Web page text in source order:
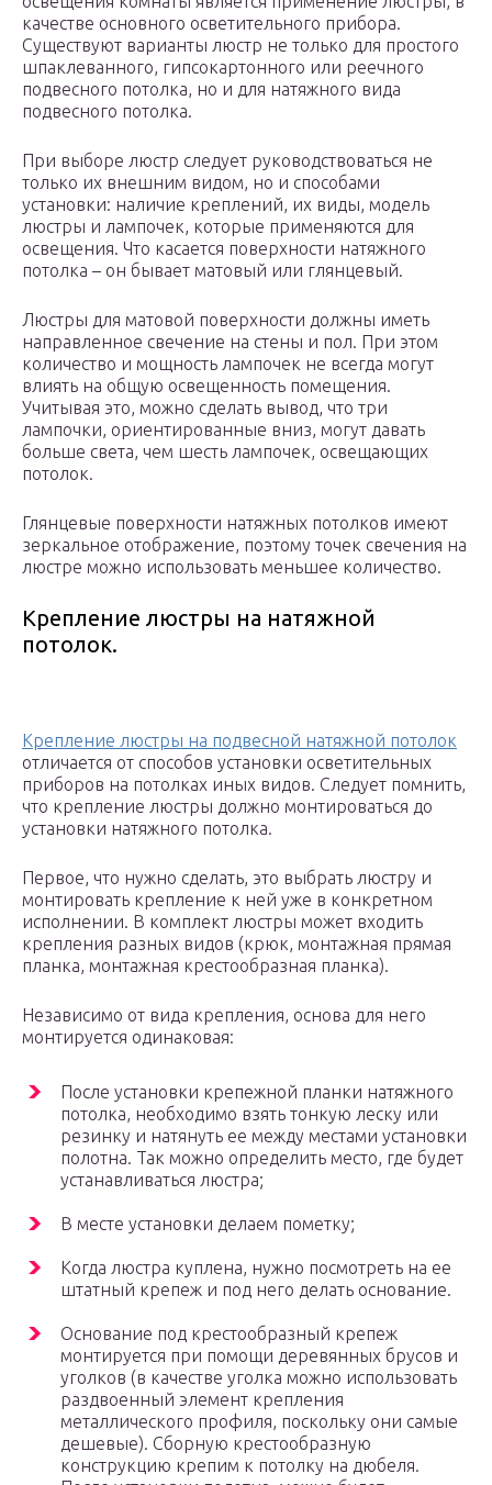
качестве основного осветительного прибора.
Существуют варианты люстр не только для простого
шпаклеванного, гипсокартонного или реечного
подвесного потолка, но и для натяжного вида
подвесного потолка.
При выборе люстр следует руководствоваться не
только их внешним видом, но и способами
установки: наличие креплений, их виды, модель
люстры и лампочек, которые применяются для
освещения. Что касается поверхности натяжного
потолка – он бывает матовый или глянцевый.
Люстры для матовой поверхности должны иметь
направленное свечение на стены и пол. При этом
количество и мощность лампочек не всегда могут
влиять на общую освещенность помещения.
Учитывая это, можно сделать вывод, что три
лампочки, ориентированные вниз, могут давать
больше света, чем шесть лампочек, освещающих
потолок.
Глянцевые поверхности натяжных потолков имеют
зеркальное отображение, поэтому точек свечения на
люстре можно использовать меньшее количество.
Крепление люстры на натяжной
потолок.
Крепление люстры на подвесной натяжной потолок
отличается от способов установки осветительных
приборов на потолках иных видов. Следует помнить,
что крепление люстры должно монтироваться до
установки натяжного потолка.
Первое, что нужно сделать, это выбрать люстру и
монтировать крепление к ней уже в конкретном
исполнении. В комплект люстры может входить
крепления разных видов (крюк, монтажная прямая
планка, монтажная крестообразная планка).
Независимо от вида крепления, основа для него
монтируется одинаковая:
После установки крепежной планки натяжного
потолка, необходимо взять тонкую леску или
резинку и натянуть ее между местами установки
полотна. Так можно определить место, где будет
устанавливаться люстра;
В месте установки делаем пометку;
Когда люстра куплена, нужно посмотреть на ее
штатный крепеж и под него делать основание.
Основание под крестообразный крепеж
монтируется при помощи деревянных брусов и
уголков (в качестве уголка можно использовать
раздвоенный элемент крепления
металлического профиля, поскольку они самые
дешевые). Сборную крестообразную
конструкцию крепим к потолку на дюбеля.